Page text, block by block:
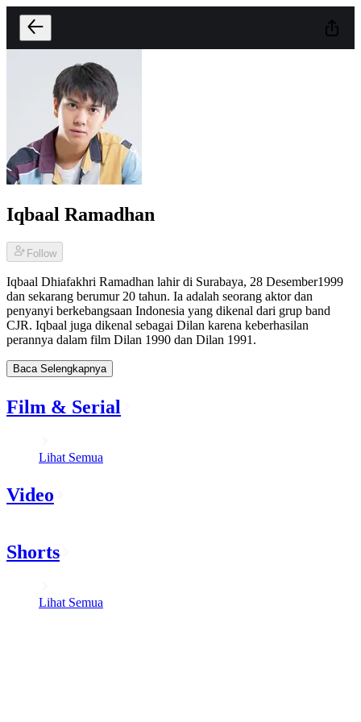
Iqbaal Ramadhan
Follow
Iqbaal Dhiafakhri Ramadhan lahir di Surabaya, 28 Desember1999
dan sekarang berumur 20 tahun. Ia adalah seorang aktor dan
penyanyi berkebangsaan Indonesia yang dikenal dari grup band
CJR. Iqbaal juga dikenal sebagai Dilan karena keberhasilan
perannya dalam film Dilan 1990 dan Dilan 1991.
Baca Selengkapnya
Film & Serial
Lihat Semua
Video
Shorts
Lihat Semua